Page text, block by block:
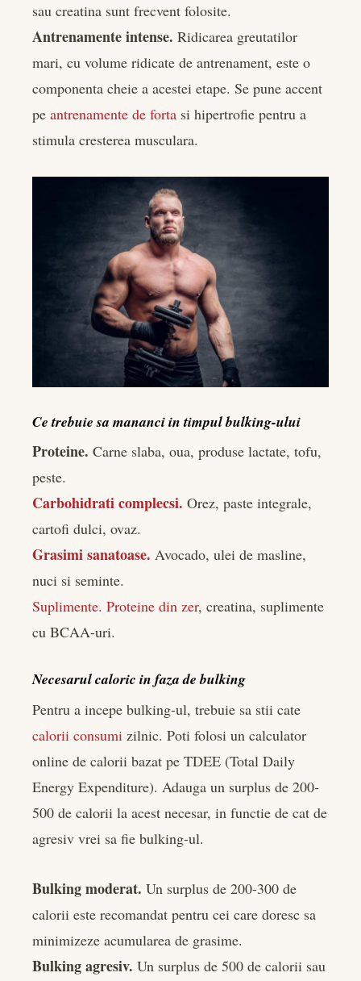
sau creatina sunt frecvent folosite.
Antrenamente intense. Ridicarea greutatilor
mari, cu volume ridicate de antrenament, este o
componenta cheie a acestei etape. Se pune accent
pe antrenamente de forta si hipertrofie pentru a
stimula cresterea musculara.
Ce trebuie sa mananci in timpul bulking-ului
Proteine. Carne slaba, oua, produse lactate, tofu,
peste.
Carbohidrati complecsi. Orez, paste integrale,
cartofi dulci, ovaz.
Grasimi sanatoase. Avocado, ulei de masline,
nuci si seminte.
Suplimente. Proteine din zer, creatina, suplimente
cu BCAA-uri.
Necesarul caloric in faza de bulking
Pentru a incepe bulking-ul, trebuie sa stii cate
calorii consumi zilnic. Poti folosi un calculator
online de calorii bazat pe TDEE (Total Daily
Energy Expenditure). Adauga un surplus de 200-
500 de calorii la acest necesar, in functie de cat de
agresiv vrei sa fie bulking-ul.
Bulking moderat. Un surplus de 200-300 de
calorii este recomandat pentru cei care doresc sa
minimizeze acumularea de grasime.
Bulking agresiv. Un surplus de 500 de calorii sau